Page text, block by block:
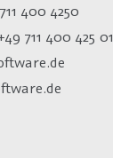
400 4250
711 400 425 01